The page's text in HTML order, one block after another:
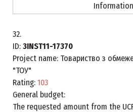
Information
32.
ID: 3INST11-17370
Project name: Товариство з
"ТОУ"
Rating: 103
General budget:
The requested amount from the